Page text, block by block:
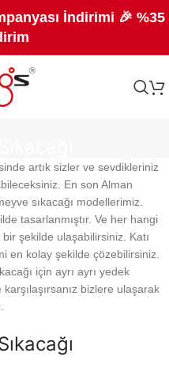
İndirimi 🎉 %35
artık sizler ve sevdikleriniz
En son Alman
sıkacağı modellerimiz.
tasarlanmıştır. Ve her hangi
şekilde ulaşabilirsiniz. Katı
en kolay şekilde çözebilirsiniz.
için ayrı ayrı yedek
bizlere ulaşarak